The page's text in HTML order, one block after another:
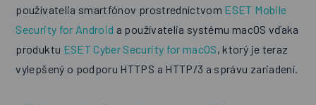
používatelia smartfónov prostredníctvom ESET Mobile
Security for Android a používatelia systému macOS vďaka
produktu ESET Cyber Security for macOS, ktorý je teraz
vylepšený o podporu HTTPS a HTTP/3 a správu zariadení.